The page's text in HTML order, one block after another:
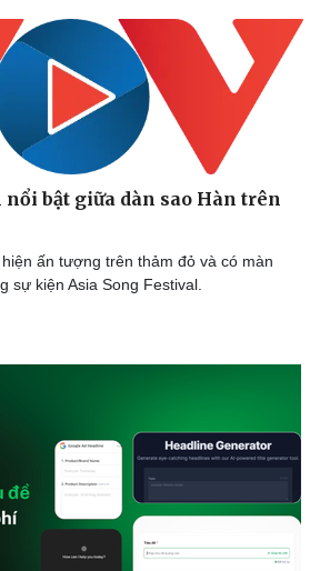
Sành điệu
Chuyển đổi số
bật giữa dàn sao Hàn trên
ấn tượng trên thảm đỏ và có màn
sự kiện Asia Song Festival.